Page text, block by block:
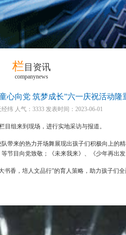
栏目资讯
companynews
心向党 筑梦成长”六一庆祝活动隆
纬 人气：3333 发表时间：2023-06-01
组来到现场，进行实地采访与报道。
来的热力开场舞展现出孩子们积极向上的
目向党致敬；《未来我来》、《少年再出
香，培人文品行”的育人策略，助力孩子们全